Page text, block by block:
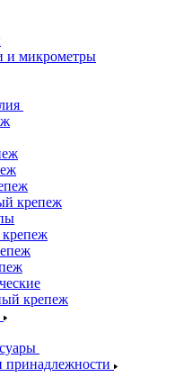
и микрометры
крепеж
крепеж